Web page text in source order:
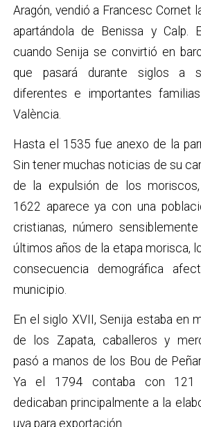
Aragón, vendió a Francesc Cornet
apartándola de Benissa y Calp.
cuando Senija se convirtió en
que pasará durante siglos a
diferentes e importantes
València.
Hasta el 1535 fue anexo de la
Sin tener muchas noticias de su
de la expulsión de los
1622 aparece ya con una
cristianas, número
últimos años de la etapa morisca,
consecuencia demográfica
municipio.
En el siglo XVII, Senija estaba en
de los Zapata, caballeros y
pasó a manos de los Bou de
Ya el 1794 contaba con 121
dedicaban principalmente a la
uva para exportación.